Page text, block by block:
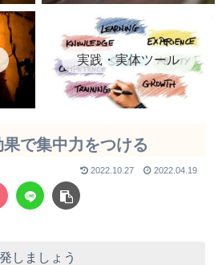
実践・実体ツール
で集中力をつける
2022.10.27 2022.04.19
しましょう